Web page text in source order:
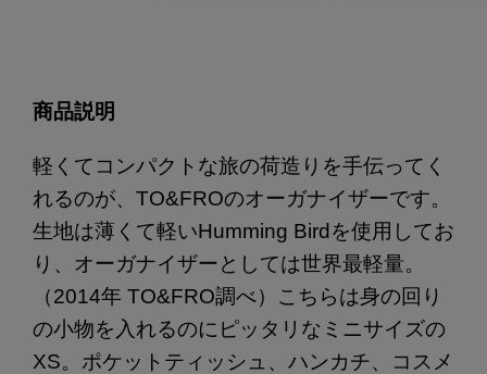
商品説明
軽くてコンパクトな旅の荷造りを手伝ってく
れるのが、TO&FROのオーガナイザーです。
生地は薄くて軽いHumming Birdを使用してお
り、オーガナイザーとしては世界最軽量。
（2014年 TO&FRO調べ）こちらは身の回り
の小物を入れるのにピッタリなミニサイズの
XS。ポケットティッシュ、ハンカチ、コスメ